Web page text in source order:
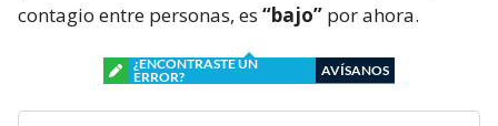
contagio entre personas, es “bajo” por ahora.
¿ENCONTRASTE UN
ERROR?
AVÍSANOS